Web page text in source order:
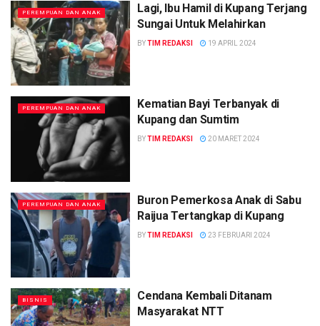
PEREMPUAN DAN ANAK
Lagi, Ibu Hamil di Kupang Terjang
Sungai Untuk Melahirkan
BYTIM REDAKSI 19 APRIL 2024
PEREMPUAN DAN ANAK
Kematian Bayi Terbanyak di
Kupang dan Sumtim
BYTIM REDAKSI 20 MARET 2024
PEREMPUAN DAN ANAK
Buron Pemerkosa Anak di Sabu
Raijua Tertangkap di Kupang
BYTIM REDAKSI 23 FEBRUARI 2024
BISNIS
Cendana Kembali Ditanam
Masyarakat NTT